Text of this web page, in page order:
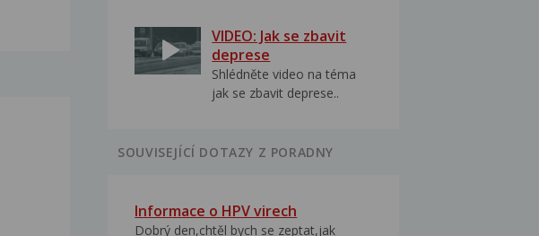
VIDEO: Jak se zbavit
deprese
Shlédněte video na téma
jak se zbavit deprese..
SOUVISEJÍCÍ DOTAZY Z PORADNY
Informace o HPV virech
Dobrý den,chtěl bych se zeptat,jak